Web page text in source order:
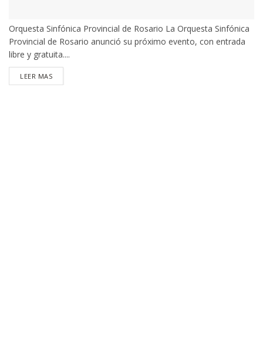
Orquesta Sinfónica Provincial de Rosario La Orquesta Sinfónica
Provincial de Rosario anunció su próximo evento, con entrada
libre y gratuita....
LEER MASDETAILS